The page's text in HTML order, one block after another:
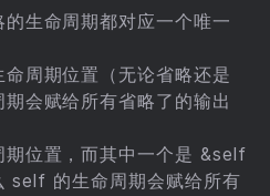
生命周期都对应一个唯一
周期位置（无论省略还是
会赋给所有省略了的输出
期位置，而其中一个是 &self
self 的生命周期会赋给所有